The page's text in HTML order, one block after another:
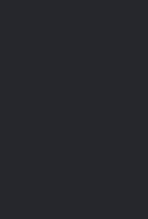
relative ai
permessi,
e permessi
l’invio dei dati
hanno fruito dei
per sé stessi se
base di quanto
(Permessi ex lege